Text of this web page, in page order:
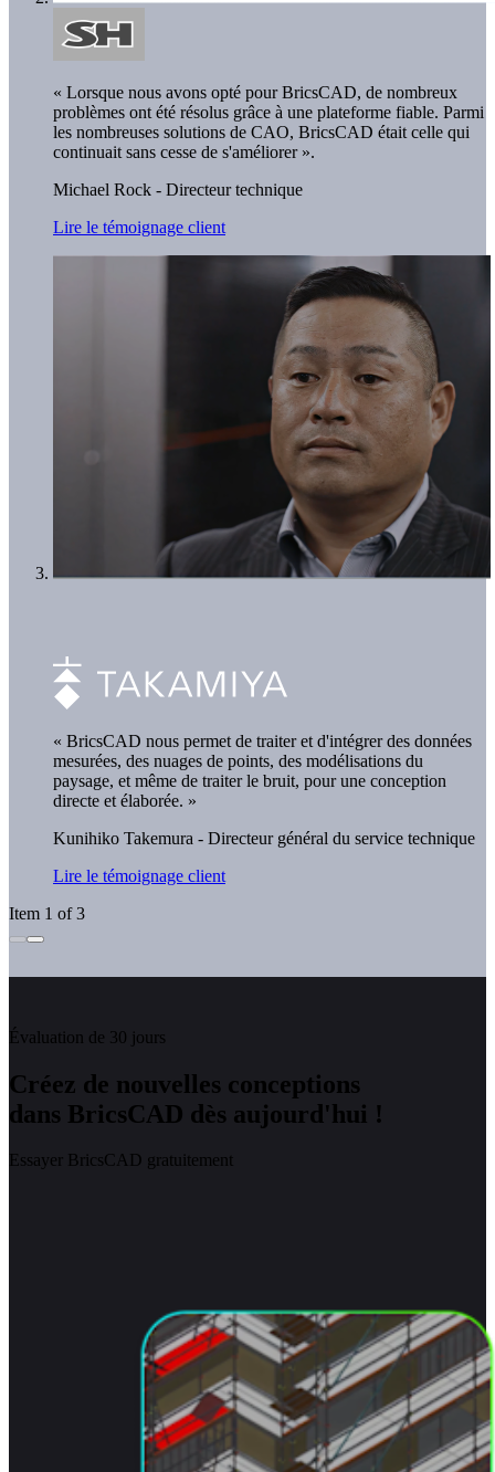
« Lorsque nous avons opté pour BricsCAD, de nombreux
problèmes ont été résolus grâce à une plateforme fiable. Parmi
les nombreuses solutions de CAO, BricsCAD était celle qui
continuait sans cesse de s'améliorer ».
Michael Rock - Directeur technique
Lire le témoignage client
« BricsCAD nous permet de traiter et d'intégrer des données
mesurées, des nuages de points, des modélisations du
paysage, et même de traiter le bruit, pour une conception
directe et élaborée. »
Kunihiko Takemura - Directeur général du service technique
Lire le témoignage client
Item 1 of 3
Évaluation de 30 jours
Créez de nouvelles conceptions
dans BricsCAD dès aujourd'hui !
Essayer BricsCAD gratuitement